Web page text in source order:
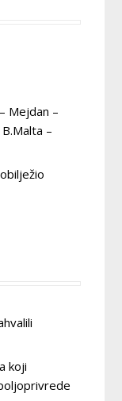
Mejdan –
–
koji